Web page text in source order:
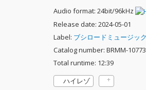
Audio format: 24bit/96kHz
Release date: 2024-05-01
Label: ブシロードミュージック
Catalog number: BRMM-
Total runtime: 12:39
ハイレゾ